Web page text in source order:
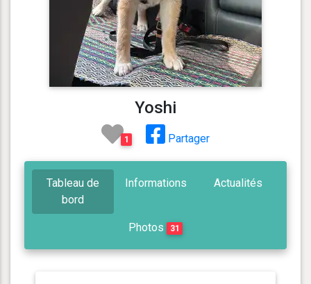
Yoshi
1 Partager
Tableau de
bord
Informations Actualités
Photos 31